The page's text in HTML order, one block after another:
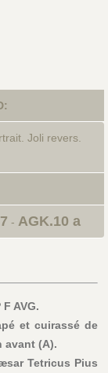
Joli revers.
- AGK.10 a
F AVG.
et cuirassé de
avant (A).
Tetricus Pius